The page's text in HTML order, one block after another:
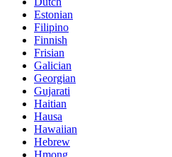
Estonian
Filipino
Finnish
Frisian
Galician
Georgian
Gujarati
Haitian
Hausa
Hawaiian
Hebrew
Hmong